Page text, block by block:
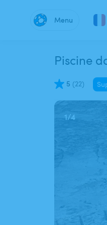
Menu
Piscine
5 (22)
1/4